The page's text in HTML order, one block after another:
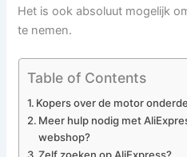
Het is ook absoluut mogelijk
te nemen.
Table of Contents
Kopers over de motor
Meer hulp nodig met
webshop?